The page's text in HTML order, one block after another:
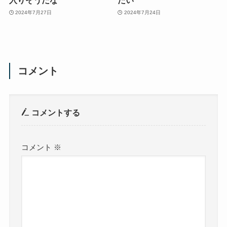
2024年7月27日 2024年7月24日
コメント
コメントする
コメント ※